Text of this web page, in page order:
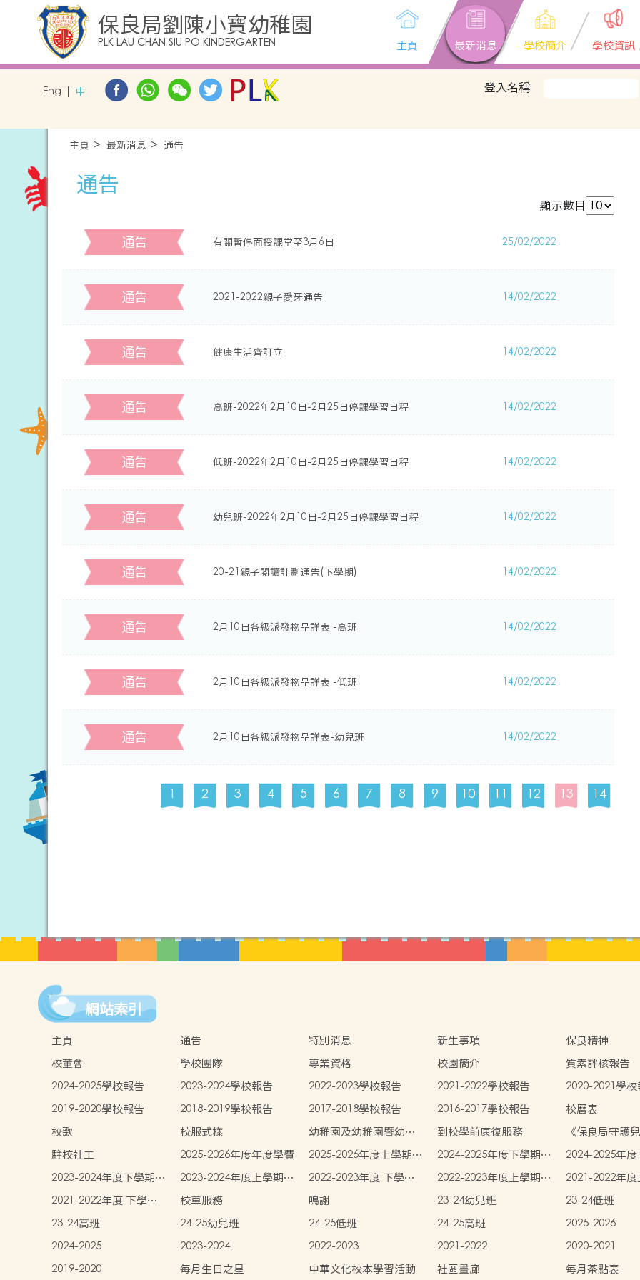
保良局劉陳小寶幼稚園
PLK LAU CHAN SIU PO KINDERGARTEN 主頁 最新消息 學校簡介 學校資訊
Eng 中 登入名稱
主頁 最新消息 通告
通告
顯示數目
通告 有關暫停面授課堂至3月6日 25/02/2022
通告 2021-2022親子愛牙通告 14/02/2022
通告 健康生活齊訂立 14/02/2022
通告 高班-2022年2月10日-2月25日停課學習日程 14/02/2022
通告 低班-2022年2月10日-2月25日停課學習日程 14/02/2022
通告 幼兒班-2022年2月10日-2月25日停課學習日程 14/02/2022
通告 20-21親子閱讀計劃通告(下學期) 14/02/2022
通告 2月10日各級派發物品詳表 -高班 14/02/2022
通告 2月10日各級派發物品詳表 -低班 14/02/2022
通告 2月10日各級派發物品詳表-幼兒班 14/02/2022
1 2 3 4 5 6 7 8 9 10 11 12 13 14
網站索引
主頁 通告 特別消息 新生事項
保良精神
校董會
學校團隊 專業資格 校園簡介
質素評核報告
2024-2025學校報告
2023-2024學校報告 2022-2023學校報告 2021-2022學校報告
2020-2021學
2019-2020學校報告
2018-2019學校報告 2017-2018學校報告 2016-2017學校報告
校曆表
校歌
校服式樣
幼稚園及幼稚園暨幼兒
中心概覽
到校學前康復服務
《保良局守護
》
駐校社工 2025-2026年度年度學費
2025-2026年度上學期學
生書簿雜費價目表
2024-2025年度下學期學
生書簿雜費價目表
2024-2025年
生書簿雜費價
2023-2024年度下學期學
生書簿雜費價目表
2023-2024年度上學期學
生書簿雜費價目表
2022-2023年度 下學期
學生書簿雜費價目表
2022-2023年度上學期學
生書簿雜費價目表
2021-2022年
生書簿雜費價
2021-2022年度 下學期
學生書簿雜費價目表
校車服務 鳴謝 23-24幼兒班
23-24低班
23-24高班
24-25幼兒班 24-25低班 24-25高班
2025-2026
2024-2025
2023-2024 2022-2023 2021-2022
2020-2021
2019-2020
每月生日之星 中華文化校本學習活動 社區畫廊 每月茶點表